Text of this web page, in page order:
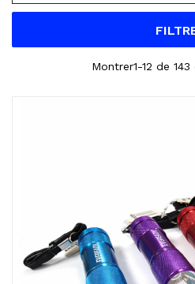
Montrer1-12 de